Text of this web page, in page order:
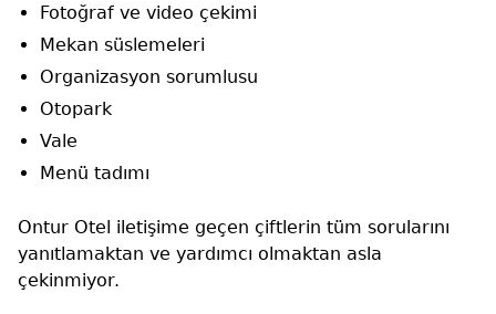
Fotoğraf ve video çekimi
Mekan süslemeleri
Organizasyon sorumlusu
Otopark
Vale
Menü tadımı
Ontur Otel iletişime geçen çiftlerin tüm sorularını
yanıtlamaktan ve yardımcı olmaktan asla
çekinmiyor.